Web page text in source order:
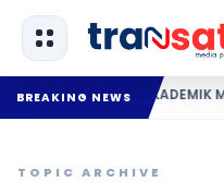
BREAKING NEWSAKADEMIK
TOPIC ARCHIVE